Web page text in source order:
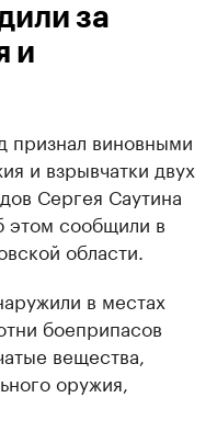
за
и
признал виновными
и взрывчатки двух
Сергея Саутина
этом сообщили в
области.
в местах
боеприпасов
вещества,
оружия,